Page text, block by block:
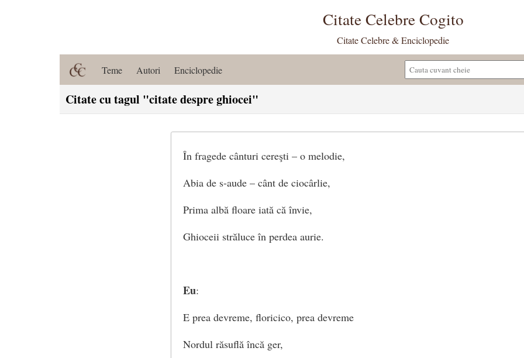
Citate Celebre Cogito
Citate Celebre & Enciclopedie
Teme Autori Enciclopedie
Citate cu tagul "citate despre ghiocei"
În fragede cânturi cereşti – o melodie,
Abia de s-aude – cânt de ciocârlie,
Prima albă floare iată că învie,
Ghioceii străluce în perdea aurie.
Eu:
E prea devreme, floricico, prea devreme
Nordul răsuflă încă ger,